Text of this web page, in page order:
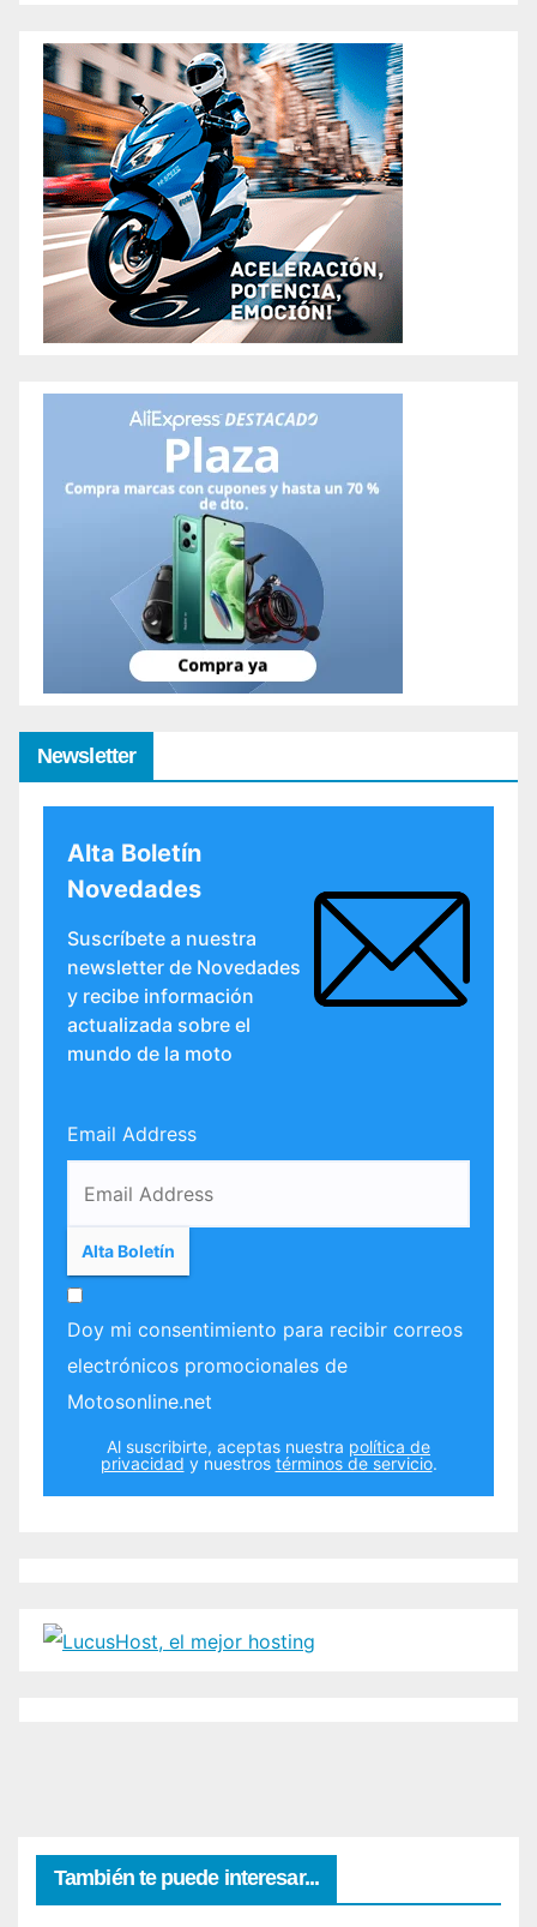
Newsletter
Alta Boletín
Novedades
Suscríbete a nuestra
newsletter de Novedades
y recibe información
actualizada sobre el
mundo de la moto
Email Address
Doy mi consentimiento para recibir correos
electrónicos promocionales de
Motosonline.net
Al suscribirte, aceptas nuestra política de
privacidad y nuestros términos de servicio.
También te puede interesar...